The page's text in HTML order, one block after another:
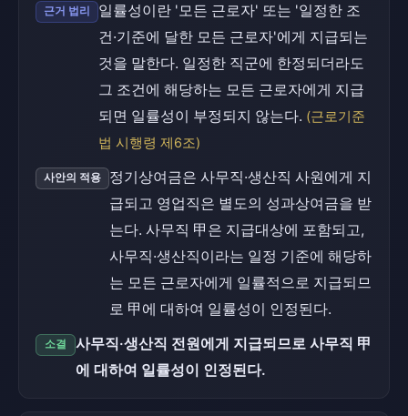
근거 법리
일률성이란 '모든 근로자' 또는 '일정한 조
건·기준에 달한 모든 근로자'에게 지급되는
것을 말한다. 일정한 직군에 한정되더라도
그 조건에 해당하는 모든 근로자에게 지급
되면 일률성이 부정되지 않는다. (근로기준
법 시행령 제6조)
사안의 적용
정기상여금은 사무직·생산직 사원에게 지
급되고 영업직은 별도의 성과상여금을 받
는다. 사무직 甲은 지급대상에 포함되고,
사무직·생산직이라는 일정 기준에 해당하
는 모든 근로자에게 일률적으로 지급되므
로 甲에 대하여 일률성이 인정된다.
소결
사무직·생산직 전원에게 지급되므로 사무직 甲
에 대하여 일률성이 인정된다.